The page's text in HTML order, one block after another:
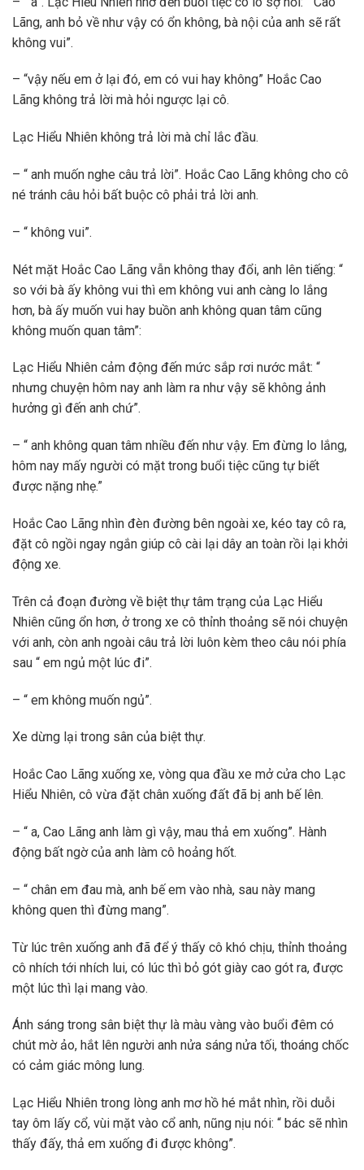
Lãng, anh bỏ về như vậy có ổn không, bà nội của anh sẽ rất
không vui”.
– “vậy nếu em ở lại đó, em có vui hay không” Hoắc Cao
Lãng không trả lời mà hỏi ngược lại cô.
Lạc Hiểu Nhiên không trả lời mà chỉ lắc đầu.
– “ anh muốn nghe câu trả lời”. Hoắc Cao Lãng không cho cô
né tránh câu hỏi bất buộc cô phải trả lời anh.
– “ không vui”.
Nét mặt Hoắc Cao Lãng vẫn không thay đổi, anh lên tiếng: “
so với bà ấy không vui thì em không vui anh càng lo lắng
hơn, bà ấy muốn vui hay buồn anh không quan tâm cũng
không muốn quan tâm”:
Lạc Hiểu Nhiên cảm động đến mức sắp rơi nước mắt: “
nhưng chuyện hôm nay anh làm ra như vậy sẽ không ảnh
hưởng gì đến anh chứ”.
– “ anh không quan tâm nhiều đến như vậy. Em đừng lo lắng,
hôm nay mấy người có mặt trong buổi tiệc cũng tự biết
được nặng nhẹ.”
Hoắc Cao Lãng nhìn đèn đường bên ngoài xe, kéo tay cô ra,
đặt cô ngồi ngay ngắn giúp cô cài lại dây an toàn rồi lại khởi
động xe.
Trên cả đoạn đường về biệt thự tâm trạng của Lạc Hiểu
Nhiên cũng ổn hơn, ở trong xe cô thỉnh thoảng sẽ nói chuyện
với anh, còn anh ngoài câu trả lời luôn kèm theo câu nói phía
sau “ em ngủ một lúc đi”.
– “ em không muốn ngủ”.
Xe dừng lại trong sân của biệt thự.
Hoắc Cao Lãng xuống xe, vòng qua đầu xe mở cửa cho Lạc
Hiểu Nhiên, cô vừa đặt chân xuống đất đã bị anh bế lên.
– “ a, Cao Lãng anh làm gì vậy, mau thả em xuống”. Hành
động bất ngờ của anh làm cô hoảng hốt.
– “ chân em đau mà, anh bế em vào nhà, sau này mang
không quen thì đừng mang”.
Từ lúc trên xuống anh đã để ý thấy cô khó chịu, thỉnh thoảng
cô nhích tới nhích lui, có lúc thì bỏ gót giày cao gót ra, được
một lúc thì lại mang vào.
Ánh sáng trong sân biệt thự là màu vàng vào buổi đêm có
chút mờ ảo, hắt lên người anh nửa sáng nửa tối, thoáng chốc
có cảm giác mông lung.
Lạc Hiểu Nhiên trong lòng anh mơ hồ hé mắt nhìn, rồi duỗi
tay ôm lấy cổ, vùi mặt vào cổ anh, nũng nịu nói: “ bác sẽ nhìn
thấy đấy, thả em xuống đi được không”.